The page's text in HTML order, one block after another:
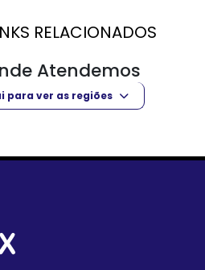
RELACIONADOS
Atendemos
para ver as regiões